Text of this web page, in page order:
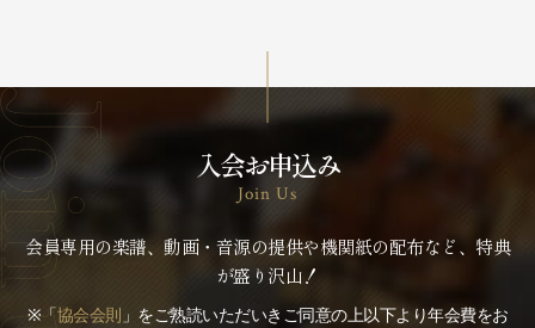
入会お申込み
Join Us
会員専用の楽譜、動画・音源の提供や機関紙の配布など、特典
が盛り沢山！
※「協会会則 」をご熟読いただいきご同意の上以下より年会費をお